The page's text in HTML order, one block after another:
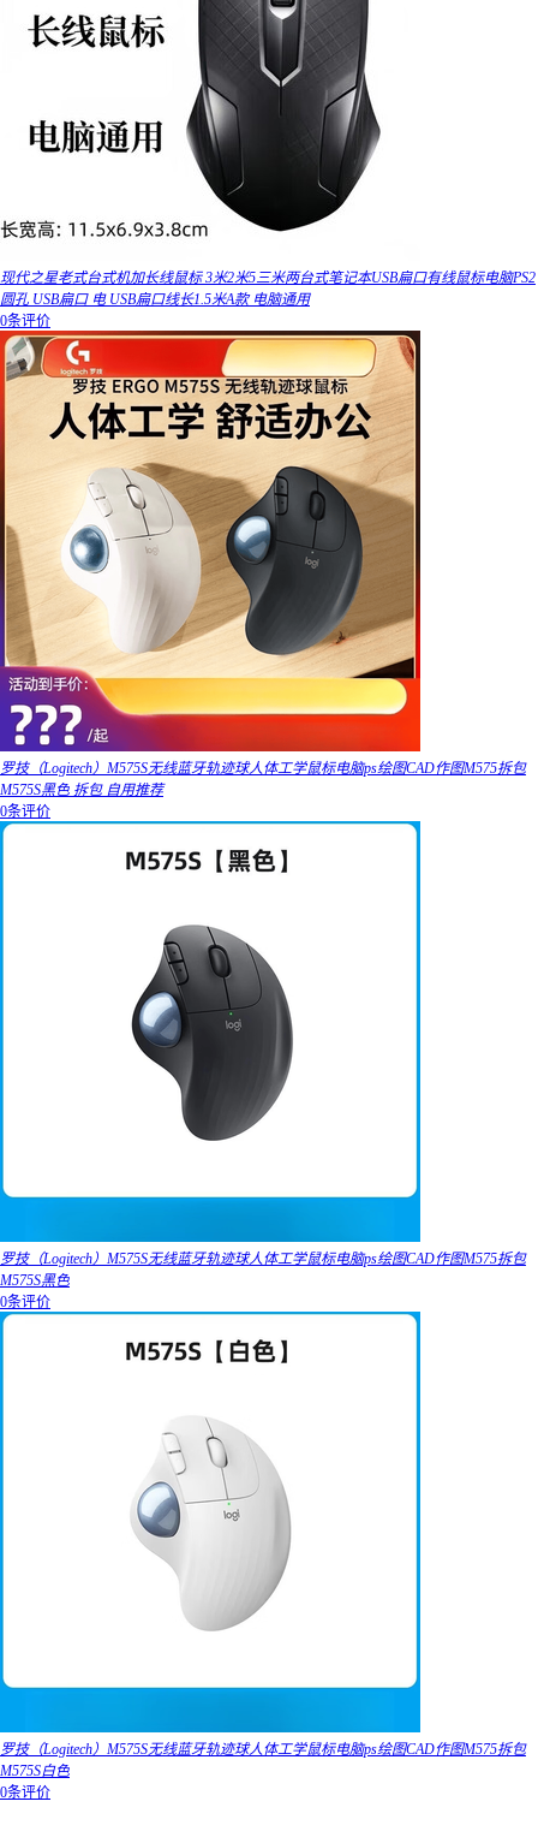
现代之星老式台式机加长线鼠标 3米2米5三米两台式笔记本USB扁口有线鼠标电脑PS2
圆孔 USB扁口 电 USB扁口线长1.5米A款 电脑通用
0条评价
罗技（Logitech）M575S无线蓝牙轨迹球人体工学鼠标电脑ps绘图CAD作图M575拆包
M575S黑色 拆包 自用推荐
0条评价
罗技（Logitech）M575S无线蓝牙轨迹球人体工学鼠标电脑ps绘图CAD作图M575拆包
M575S黑色
0条评价
罗技（Logitech）M575S无线蓝牙轨迹球人体工学鼠标电脑ps绘图CAD作图M575拆包
M575S白色
0条评价